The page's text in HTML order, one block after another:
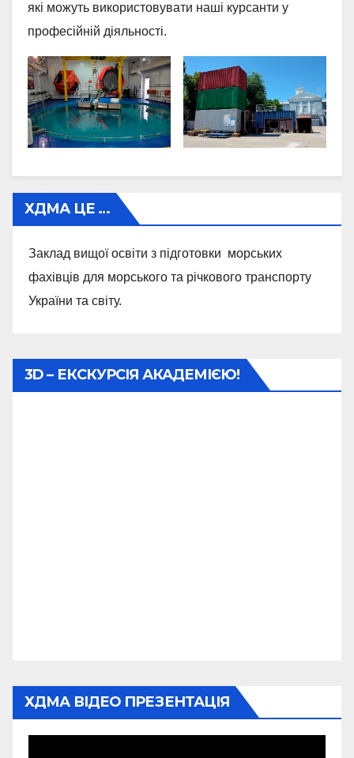
які можуть використовувати наші курсанти у
професійній діяльності.
ХДМА ЦЕ …
Заклад вищої освіти з підготовки морських
фахівців для морського та річкового транспорту
України та світу.
3D – ЕКСКУРСІЯ АКАДЕМІЄЮ!
ХДМА ВІДЕО ПРЕЗЕНТАЦІЯ